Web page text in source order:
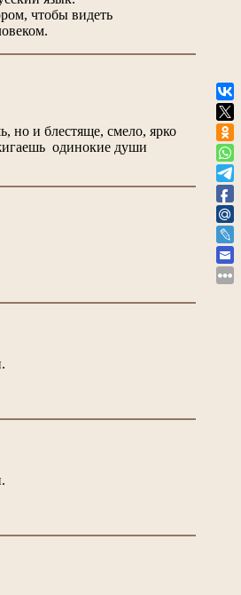
чтобы видеть
но и блестяще, смело, ярко
одинокие души